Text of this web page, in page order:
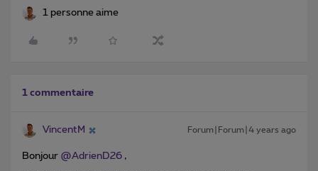
1 personne aime
1 commentaire
VincentM Forum|Forum|4 years ago
Bonjour @AdrienD26 ,